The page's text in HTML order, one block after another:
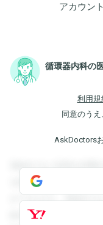
アカウン
循環器内科の
利用規
同意のう
AskDoctors
登録すると回答を閲
を閲覧することがで
ができます。登録す
録すると回答を閲覧